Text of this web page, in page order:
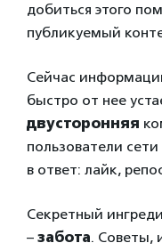
добиться этого
публикуемый
Сейчас
быстро от нее
двусторонняя
пользователи
в ответ: лайк,
Секретный
– забота. Советы,